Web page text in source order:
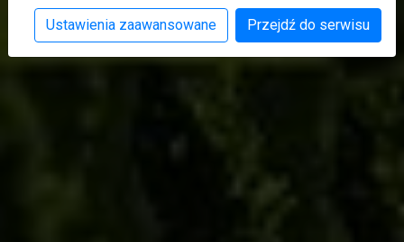
Ustawienia zaawansowane Przejdź do serwisu